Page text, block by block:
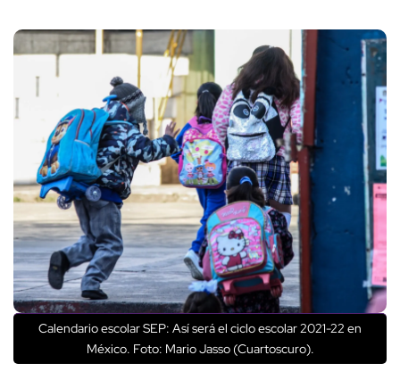
Calendario escolar SEP: Así será el ciclo escolar 2021-22 en
México. Foto: Mario Jasso (Cuartoscuro).